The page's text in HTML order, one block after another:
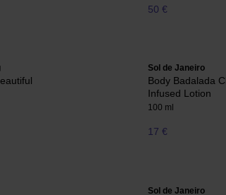
50 €
Sol de Janeiro
Body Badalada
Infused Lotion
100 ml
17 €
Sol de Janeiro